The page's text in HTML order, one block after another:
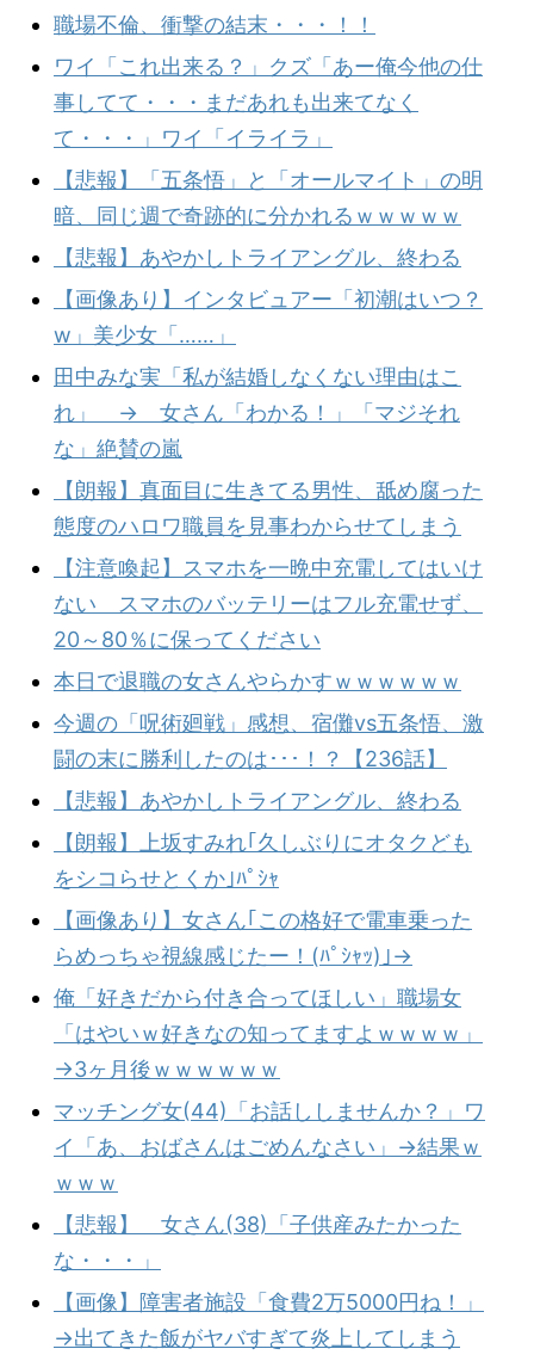
職場不倫、衝撃の結末・・・！！
ワイ「これ出来る？」クズ「あー俺今他の仕
事してて・・・まだあれも出来てなく
て・・・」ワイ「イライラ」
【悲報】「五条悟」と「オールマイト」の明
暗、同じ週で奇跡的に分かれるｗｗｗｗｗ
【悲報】あやかしトライアングル、終わる
【画像あり】インタビュアー「初潮はいつ？
w」美少女「……」
田中みな実「私が結婚しなくない理由はこ
れ」 → 女さん「わかる！」「マジそれ
な」絶賛の嵐
【朗報】真面目に生きてる男性、舐め腐った
態度のハロワ職員を見事わからせてしまう
【注意喚起】スマホを一晩中充電してはいけ
ない スマホのバッテリーはフル充電せず、
20～80％に保ってください
本日で退職の女さんやらかすｗｗｗｗｗｗ
今週の「呪術廻戦」感想、宿儺vs五条悟、激
闘の末に勝利したのは･･･！？【236話】
【悲報】あやかしトライアングル、終わる
【朗報】上坂すみれ｢久しぶりにオタクども
をシコらせとくか｣ﾊﾟｼｬ
【画像あり】女さん｢この格好で電車乗った
らめっちゃ視線感じたー！(ﾊﾟｼｬｯ)｣→
俺「好きだから付き合ってほしい」職場女
「はやいｗ好きなの知ってますよｗｗｗｗ」
→3ヶ月後ｗｗｗｗｗｗ
マッチング女(44)「お話ししませんか？」ワ
イ「あ、おばさんはごめんなさい」→結果ｗ
ｗｗｗ
【悲報】 女さん(38)「子供産みたかった
な・・・」
【画像】障害者施設「食費2万5000円ね！」
→出てきた飯がヤバすぎて炎上してしまう